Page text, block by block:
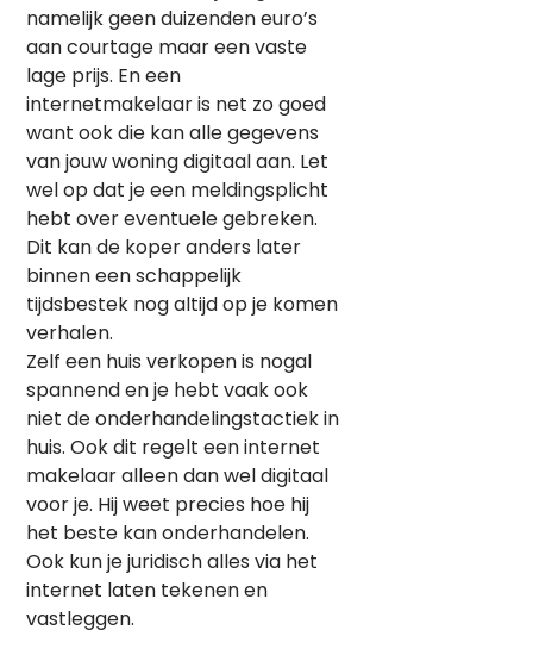
namelijk geen duizenden euro’s
aan courtage maar een vaste
lage prijs. En een
internetmakelaar is net zo goed
want ook die kan alle gegevens
van jouw woning digitaal aan. Let
wel op dat je een meldingsplicht
hebt over eventuele gebreken.
Dit kan de koper anders later
binnen een schappelijk
tijdsbestek nog altijd op je komen
verhalen.
Zelf een huis verkopen is nogal
spannend en je hebt vaak ook
niet de onderhandelingstactiek in
huis. Ook dit regelt een internet
makelaar alleen dan wel digitaal
voor je. Hij weet precies hoe hij
het beste kan onderhandelen.
Ook kun je juridisch alles via het
internet laten tekenen en
vastleggen.